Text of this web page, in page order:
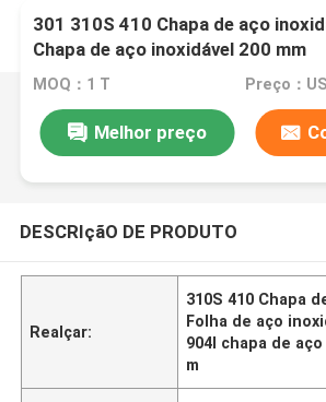
301 310S 410 Chapa de aço
Chapa de aço inoxidável 200 mm
MOQ：1 T
Melhor preço
DESCRIçãO DE PRODUTO
Realçar:
310S 410 Chapa
Folha de aço
904l chapa de
m